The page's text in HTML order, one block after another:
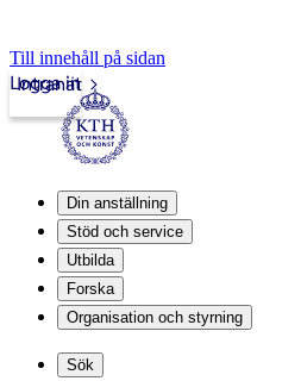
Till innehåll på sidan
Intranät
Logga in
Din anställning
Stöd och service
Utbilda
Forska
Organisation och styrning
Sök